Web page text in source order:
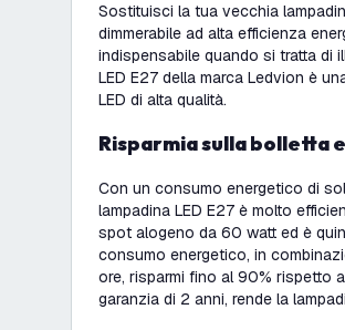
Sostituisci la tua vecchia
dimmerabile ad alta efficienza
indispensabile quando si tratta di
LED E27 della marca Ledvion è
LED di alta qualità.
Risparmia sulla bolletta
Con un consumo energetico di
lampadina LED E27 è molto
spot alogeno da 60 watt ed è
consumo energetico, in
ore, risparmi fino al 90% rispetto
garanzia di 2 anni, rende la